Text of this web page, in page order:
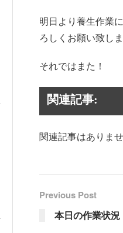
明日より養生作業
ろしくお願い致しま
それではまた！
関連記事:
関連記事はありませ
Previous Post
本日の作業状況